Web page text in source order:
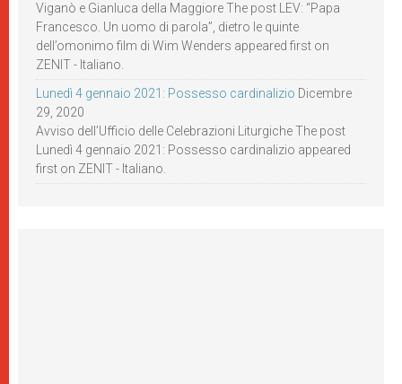
Viganò e Gianluca della Maggiore The post LEV: “Papa
Francesco. Un uomo di parola”, dietro le quinte
dell’omonimo film di Wim Wenders appeared first on
ZENIT - Italiano.
Lunedì 4 gennaio 2021: Possesso cardinalizio Dicembre
29, 2020
Avviso dell’Ufficio delle Celebrazioni Liturgiche The post
Lunedì 4 gennaio 2021: Possesso cardinalizio appeared
first on ZENIT - Italiano.